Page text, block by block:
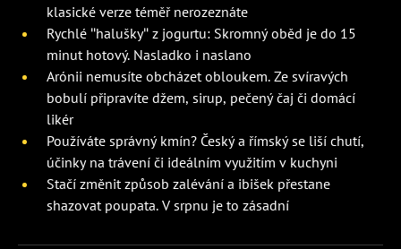
klasické verze téměř nerozeznáte
Rychlé "halušky" z jogurtu: Skromný oběd je do 15
minut hotový. Nasladko i naslano
Arónii nemusíte obcházet obloukem. Ze svíravých
bobulí připravíte džem, sirup, pečený čaj či domácí
likér
Používáte správný kmín? Český a římský se liší chutí,
účinky na trávení či ideálním využitím v kuchyni
Stačí změnit způsob zalévání a ibišek přestane
shazovat poupata. V srpnu je to zásadní